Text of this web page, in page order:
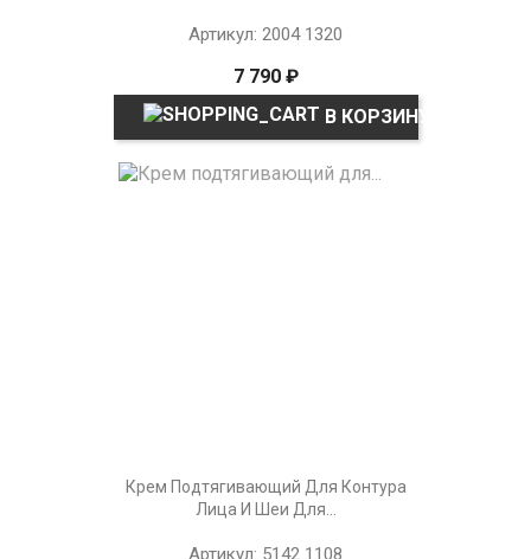
Артикул: 2004 1320
7 790 ₽
В КОРЗИНУ
Крем Подтягивающий Для Контура
Лица И Шеи Для...
Артикул: 5142 1108